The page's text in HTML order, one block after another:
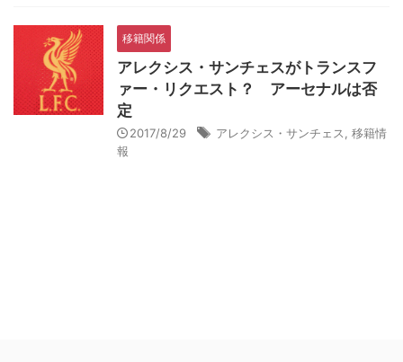
移籍関係
アレクシス・サンチェスがトランスフ
ァー・リクエスト？ アーセナルは否
定
2017/8/29 アレクシス・サンチェス
移籍情
報